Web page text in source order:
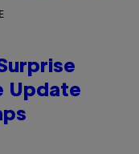
Update